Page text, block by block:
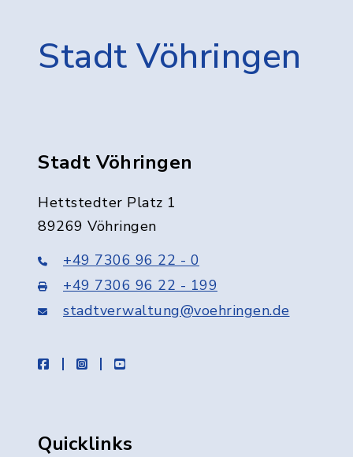
Stadt Vöhringen
Stadt Vöhringen
Hettstedter Platz 1
89269 Vöhringen
+49 7306 96 22 - 0
+49 7306 96 22 - 199
stadtverwaltung@voehringen.de
facebookinstagramyoutube
Quicklinks